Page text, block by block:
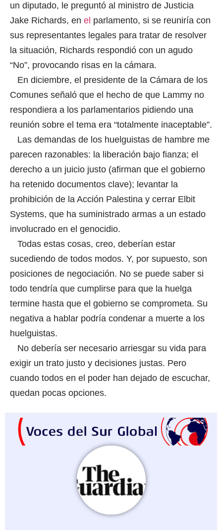
un diputado, le preguntó al ministro de Justicia
Jake Richards, en el parlamento, si se reuniría con
sus representantes legales para tratar de resolver
la situación, Richards respondió con un agudo
“No”, provocando risas en la cámara.
En diciembre, el presidente de la Cámara de los
Comunes señaló que el hecho de que Lammy no
respondiera a los parlamentarios pidiendo una
reunión sobre el tema era “totalmente inaceptable”.
Las demandas de los huelguistas de hambre me
parecen razonables: la liberación bajo fianza; el
derecho a un juicio justo (afirman que el gobierno
ha retenido documentos clave); levantar la
prohibición de la Acción Palestina y cerrar Elbit
Systems, que ha suministrado armas a un estado
involucrado en el genocidio.
Todas estas cosas, creo, deberían estar
sucediendo de todos modos. Y, por supuesto, son
posiciones de negociación. No se puede saber si
todo tendría que cumplirse para que la huelga
termine hasta que el gobierno se comprometa. Su
negativa a hablar podría condenar a muerte a los
huelguistas.
No debería ser necesario arriesgar su vida para
exigir un trato justo y decisiones justas. Pero
cuando todos en el poder han dejado de escuchar,
quedan pocas opciones.